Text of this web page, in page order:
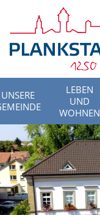
UNSERE
LEBEN
UND
WOHNEN